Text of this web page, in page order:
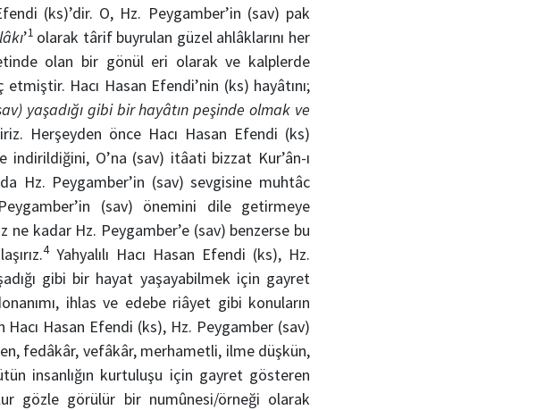
(ks)’dir. O, Hz. Peygamber’in (sav) pak
’1 olarak târif buyrulan güzel ahlâklarını her
olan bir gönül eri olarak ve kalplerde
Hacı Hasan Efendi’nin (ks) hayâtını;
yaşadığı gibi bir hayâtın peşinde olmak ve
Herşeyden önce Hacı Hasan Efendi (ks)
indirildiğini, O’na (sav) itâati bizzat Kur’ân-ı
Hz. Peygamber’in (sav) sevgisine muhtâc
(sav) önemini dile getirmeye
ne kadar Hz. Peygamber’e (sav) benzerse bu
4Yahyalılı Hacı Hasan Efendi (ks), Hz.
gibi bir hayat yaşayabilmek için gayret
ihlas ve edebe riâyet gibi konuların
Hasan Efendi (ks), Hz. Peygamber (sav)
fedâkâr, vefâkâr, merhametli, ilme düşkün,
insanlığın kurtuluşu için gayret gösteren
gözle görülür bir numûnesi/örneği olarak